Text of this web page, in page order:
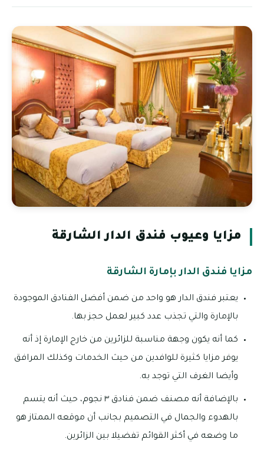
مزايا وعيوب فندق الدار الشارقة
مزايا فندق الدار بإمارة الشارقة
يعتبر فندق الدار هو واحد من ضمن أفضل الفنادق الموجودة
بالإمارة والتي تجذب عدد كبير لعمل حجز بها.
كما أنه يكون وجهة مناسبة للزائرين من خارج الإمارة إذ أنه
يوفر مزايا كثيرة للوافدين من حيث الخدمات وكذلك المرافق
وأيضا الغرف التي توجد به.
بالإضافة أنه مصنف ضمن فنادق ٣ نجوم، حيث أنه يتسم
بالهدوء والجمال في التصميم بجانب أن موقعه الممتاز هو
ما وضعه في أكثر القوائم تفضيلا بين الزائرين.